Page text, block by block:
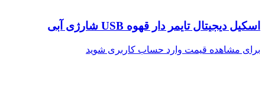
اسکیل دیجیتال تایمر دار قهوه USB شارژی آبی
برای مشاهده قیمت وارد حساب کاربری شوید